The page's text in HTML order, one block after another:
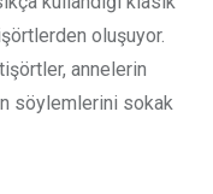
oluşuyor.
annelerin
söylemlerini sokak